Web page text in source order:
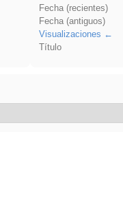
Fecha (recientes)
Fecha (antiguos)
Visualizaciones
Título